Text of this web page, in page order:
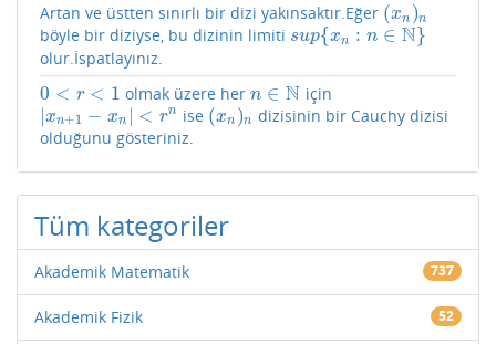
Artan ve üstten sınırlı bir dizi yakınsaktır.Eğer (xn )n
(xn)n
böyle bir diziyse, bu dizinin limiti sup{xn : n ∈ N}
sup{xn:n ∈N }
olur.İspatlayınız.
0 < r < 1
0 <r< 1 olmak üzere hern ∈ N
n∈N için
|xn+1 − xn | < rn
|xn+1 −x n|< n ise (xn )n
(xn)n
dizisinin bir Cauchy dizisi
olduğunu gösteriniz.
Tüm kategoriler
Akademik Matematik 737
Akademik Fizik 52